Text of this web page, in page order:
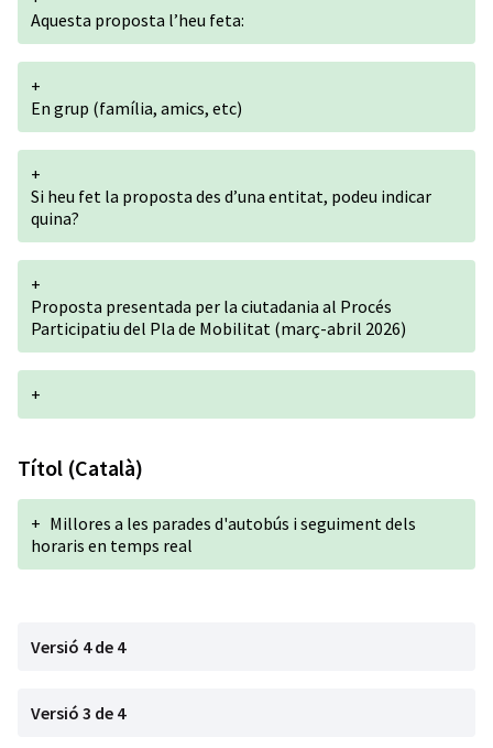
Aquesta proposta l’heu feta:
+
En grup (família, amics, etc)
+
Si heu fet la proposta des d’una entitat, podeu indicar
quina?
+
Proposta presentada per la ciutadania al Procés
Participatiu del Pla de Mobilitat (març-abril 2026)
+
Títol (Català)
+ Millores a les parades d'autobús i seguiment dels
horaris en temps real
Versió 4 de 4
Versió 3 de 4